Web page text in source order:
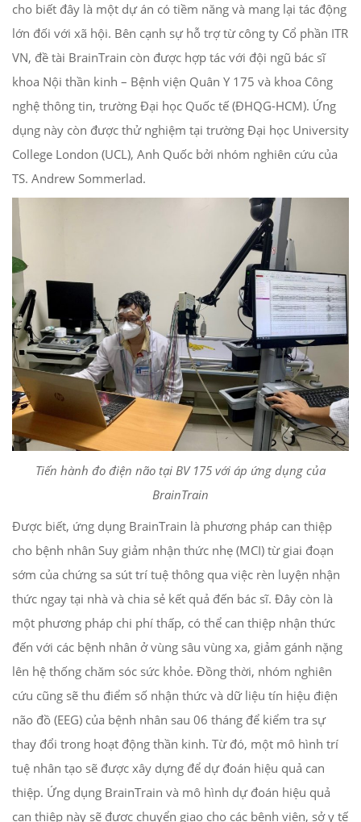
cho biết đây là một dự án có tiềm năng và mang lại tác động
lớn đối với xã hội. Bên cạnh sự hỗ trợ từ công ty Cổ phần ITR
VN, đề tài BrainTrain còn được hợp tác với đội ngũ bác sĩ
khoa Nội thần kinh – Bệnh viện Quân Y 175 và khoa Công
nghệ thông tin, trường Đại học Quốc tế (ĐHQG-HCM). Ứng
dụng này còn được thử nghiệm tại trường Đại học University
College London (UCL), Anh Quốc bởi nhóm nghiên cứu của
TS. Andrew Sommerlad.
Tiến hành đo điện não tại BV 175 với áp ứng dụng của
BrainTrain
Được biết, ứng dụng BrainTrain là phương pháp can thiệp
cho bệnh nhân Suy giảm nhận thức nhẹ (MCI) từ giai đoạn
sớm của chứng sa sút trí tuệ thông qua việc rèn luyện nhận
thức ngay tại nhà và chia sẻ kết quả đến bác sĩ. Đây còn là
một phương pháp chi phí thấp, có thể can thiệp nhận thức
đến với các bệnh nhân ở vùng sâu vùng xa, giảm gánh nặng
lên hệ thống chăm sóc sức khỏe. Đồng thời, nhóm nghiên
cứu cũng sẽ thu điểm số nhận thức và dữ liệu tín hiệu điện
não đồ (EEG) của bệnh nhân sau 06 tháng để kiểm tra sự
thay đổi trong hoạt động thần kinh. Từ đó, một mô hình trí
tuệ nhân tạo sẽ được xây dựng để dự đoán hiệu quả can
thiệp. Ứng dụng BrainTrain và mô hình dự đoán hiệu quả
can thiệp này sẽ được chuyển giao cho các bệnh viện, sở y tế